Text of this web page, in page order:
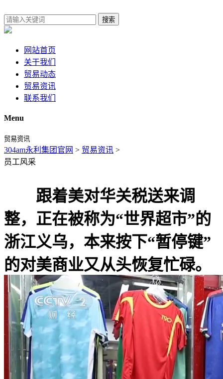
搜索
网站首页
关于我们
贸易动态
贸易资讯
联系我们
Menu
贸易资讯
304am永利集团官网 > 贸易资讯 >
员工风采
跟着美对华关税送来调
整，正在被称为“世界超市”的
浙江义乌，本来按下“暂停键”
的对美商业又从头恢复忙碌。